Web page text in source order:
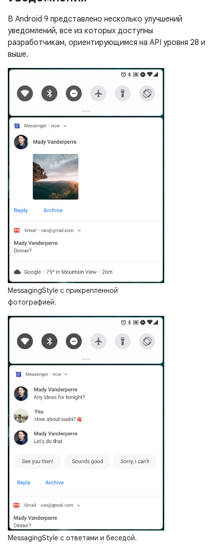
В Android 9 представлено несколько улучшений
уведомлений, все из которых доступны
разработчикам, ориентирующимся на API уровня 28 и
выше.
MessagingStyle с прикрепленной
фотографией.
MessagingStyle с ответами и беседой.